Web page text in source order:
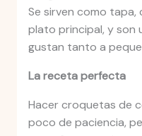
Se sirven como
plato principal, y son
gustan tanto a
La receta perfecta
Hacer croquetas de
poco de paciencia,